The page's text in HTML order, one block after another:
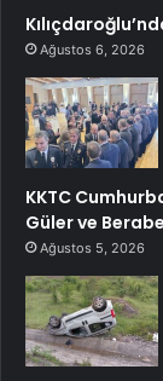
Ağustos 6, 2026
KKTC
Güler ve
Ağustos 5, 2026